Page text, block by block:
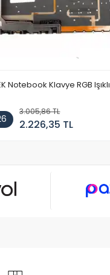
Notebook Klavye RGB Işıklı
3.005,86 TL
2.226,35 TL